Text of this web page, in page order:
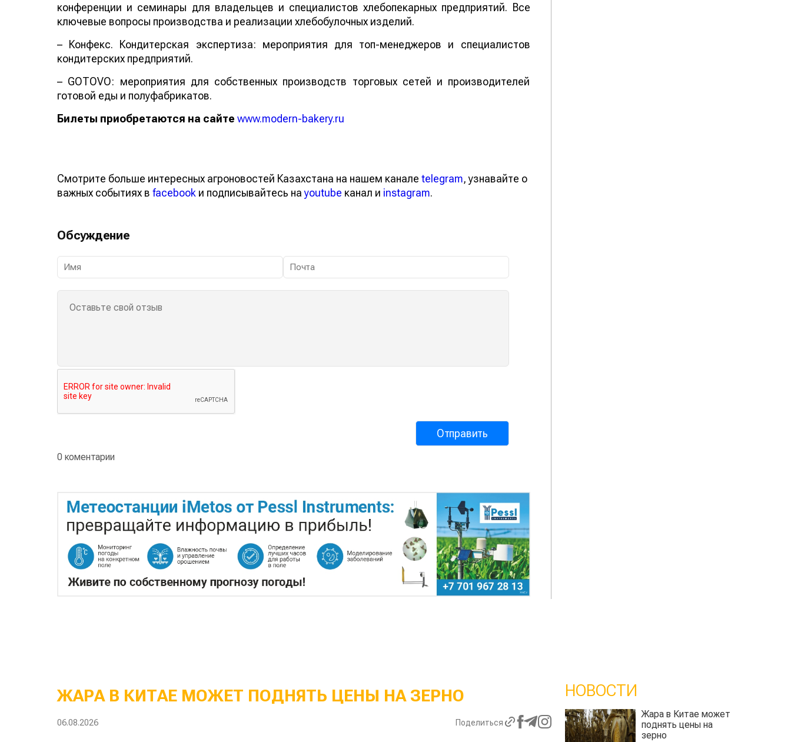
конференции и семинары для владельцев и специалистов хлебопекарных предприятий. Все
ключевые вопросы производства и реализации хлебобулочных изделий.
– Конфекс. Кондитерская экспертиза: мероприятия для топ-менеджеров и специалистов
кондитерских предприятий.
– GOTOVO: мероприятия для собственных производств торговых сетей и производителей
готовой еды и полуфабрикатов.
Билеты приобретаются на сайте www.modern-bakery.ru
Смотрите больше интересных агроновостей Казахстана на нашем канале telegram, узнавайте о
важных событиях в facebook и подписывайтесь наyoutube канал и instagram.
Обсуждение
0 коментарии
ЖАРА В КИТАЕ МОЖЕТ ПОДНЯТЬ ЦЕНЫ НА ЗЕРНО
06.08.2026 Поделиться
НОВОСТИ
Жара в Китае может
поднять цены на
зерно